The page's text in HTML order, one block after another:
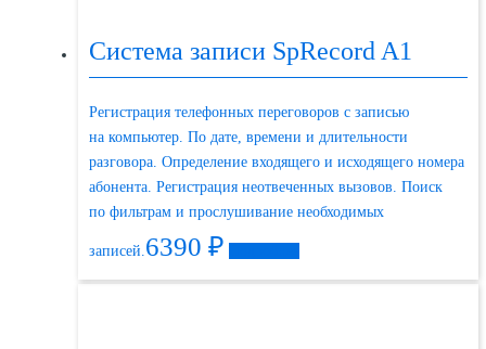
Система записи SpRecord A1
Регистрация телефонных переговоров с записью
на компьютер. По дате, времени и длительности
разговора. Определение входящего и исходящего номера
абонента. Регистрация неотвеченных вызовов. Поиск
по фильтрам и прослушивание необходимых
записей. 6390 ₽